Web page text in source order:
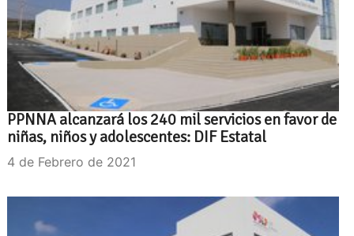
PPNNA alcanzará los 240 mil servicios en favor de
niñas, niños y adolescentes: DIF Estatal
4 de Febrero de 2021